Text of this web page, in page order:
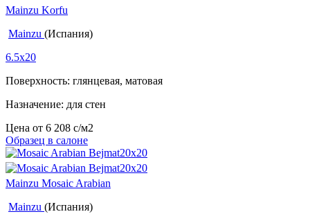
Mainzu Korfu
Mainzu (Испания)
6.5x20
Поверхность: глянцевая, матовая
Назначение: для стен
Цена от 6 208 c/м2
Образец в салоне
Mainzu Mosaic Arabian
Mainzu (Испания)